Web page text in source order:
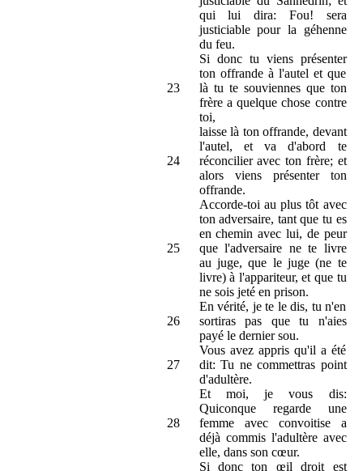
qui lui dira: Fou! sera
justiciable pour la géhenne
du feu.
23
Si donc tu viens présenter
ton offrande à l'autel et que
là tu te souviennes que ton
frère a quelque chose contre
toi,
24
laisse là ton offrande, devant
l'autel, et va d'abord te
réconcilier avec ton frère; et
alors viens présenter ton
offrande.
25
Accorde-toi au plus tôt avec
ton adversaire, tant que tu es
en chemin avec lui, de peur
que l'adversaire ne te livre
au juge, que le juge (ne te
livre) à l'appariteur, et que tu
ne sois jeté en prison.
26
En vérité, je te le dis, tu n'en
sortiras pas que tu n'aies
payé le dernier sou.
27
Vous avez appris qu'il a été
dit: Tu ne commettras point
d'adultère.
28
Et moi, je vous dis:
Quiconque regarde une
femme avec convoitise a
déjà commis l'adultère avec
elle, dans son cœur.
Si donc ton œil droit est